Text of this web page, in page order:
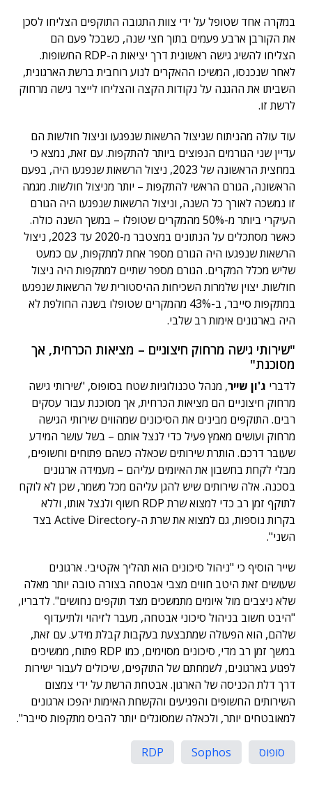
במקרה אחד שטופל על ידי צוות התגובה התוקפים הצליחו לסכן
את הקורבן ארבע פעמים בתוך חצי שנה, כשבכל פעם הם
הצליחו להשיג גישה ראשונית דרך יציאות ה-RDP החשופות.
לאחר שנכנסו, המשיכו ההאקרים לנוע רוחבית ברשת הארגונית,
השביתו את ההגנה על נקודות הקצה והצליחו לייצר גישה מרחוק
לרשת זו.
עוד עולה מהניתוח שניצול הרשאות שנפגעו וניצול חולשות הם
עדיין שני הגורמים הנפוצים ביותר להתקפות. עם זאת, נמצא כי
במחצית הראשונה של 2023, ניצול הרשאות שנפגעו היה, בפעם
הראשונה, הגורם הראשי להתקפות – יותר מניצול חולשות. מגמה
זו נמשכה לאורך כל השנה, וניצול הרשאות שנפגעו היה הגורם
העיקרי ביותר מ-50% מהמקרים שטופלו – במשך השנה כולה.
כאשר מסתכלים על הנתונים במצטבר מ-2020 עד 2023, ניצול
הרשאות שנפגעו היה הגורם מספר אחת למתקפות, עם כמעט
שליש מכלל המקרים. הגורם מספר שתיים למתקפות היה ניצול
חולשות. יצוין שלמרות השכיחות ההיסטורית של הרשאות שנפגעו
במתקפות סייבר, ב-43% מהמקרים שטופלו בשנה החולפת לא
היה בארגונים אימות רב שלבי.
"שירותי גישה מרחוק חיצוניים – מציאות הכרחית, אך
מסוכנת"
לדברי ג'ון שייר, מנהל טכנולוגיות שטח בסופוס, "שירותי גישה
מרחוק חיצוניים הם מציאות הכרחית, אך מסוכנת עבור עסקים
רבים. התוקפים מבינים את הסיכונים שמהווים שירותי הגישה
מרחוק ועושים מאמץ פעיל כדי לנצל אותם – בשל עושר המידע
שעובר דרכם. הותרת שירותים שכאלה כשהם פתוחים וחשופים,
מבלי לקחת בחשבון את האיומים עליהם – מעמידה ארגונים
בסכנה. אלה שירותים שיש להגן עליהם מכל משמר, שכן לא לוקח
לתוקף זמן רב כדי למצוא שרת RDP חשוף ולנצל אותו, וללא
בקרות נוספות, גם למצוא את שרת ה-Active Directory בצד
השני".
שייר הוסיף כי "ניהול סיכונים הוא תהליך אקטיבי. ארגונים
שעושים זאת היטב חווים מצבי אבטחה בצורה טובה יותר מאלה
שלא ניצבים מול איומים מתמשכים מצד תוקפים נחושים". לדבריו,
"היבט חשוב בניהול סיכוני אבטחה, מעבר לזיהוי ולתיעדוף
שלהם, הוא הפעולה שמתבצעת בעקבות קבלת מידע. עם זאת,
במשך זמן רב מדי, סיכונים מסוימים, כמו RDP פתוח, ממשיכים
לפגוע בארגונים, לשמחתם של התוקפים, שיכולים לעבור ישירות
דרך דלת הכניסה של הארגון. אבטחת הרשת על ידי צמצום
השירותים החשופים והפגיעים והקשחת האימות יהפכו ארגונים
למאובטחים יותר, ולכאלה שמסוגלים יותר להביס מתקפות סייבר".
סופוס Sophos
RDP